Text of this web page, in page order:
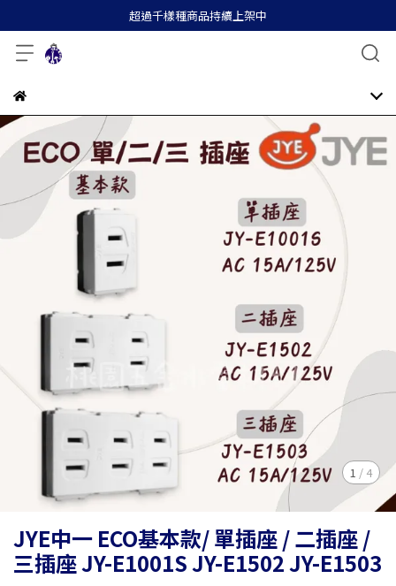
超過千樣種商品持續上架中
1 / 4
JYE中一 ECO基本款/ 單插座 / 二插座 /
三插座 JY-E1001S JY-E1502 JY-E1503